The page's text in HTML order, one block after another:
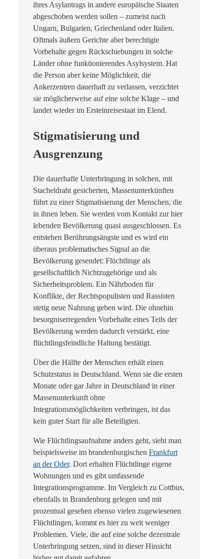
ihres Asylantrags in andere europäische Staaten
abgeschoben werden sollen – zumeist nach
Ungarn, Bulgarien, Griechenland oder Italien.
Oftmals äußern Gerichte aber berechtigte
Vorbehalte gegen Rückschiebungen in solche
Länder ohne funktionierendes Asylsystem. Hat
die Person aber keine Möglichkeit, die
Ankerzentren dauerhaft zu verlassen, verzichtet
sie möglicherweise auf eine solche Klage – und
landet wieder im Ersteinreisestaat im Elend.
Stigmatisierung und
Ausgrenzung
Die dauerhafte Unterbringung in solchen, mit
Stacheldraht gesicherten, Massenunterkünften
führt zu einer Stigmatisierung der Menschen, die
in ihnen leben. Sie werden vom Kontakt zur hier
lebenden Bevölkerung quasi ausgeschlossen. Es
entstehen Berührungsängste und es wird ein
überaus problematisches Signal an die
Bevölkerung gesendet: Flüchtlinge als
gesellschaftlich Nichtzugehörige und als
Sicherheitsproblem. Ein Nährboden für
Konflikte, der Rechtspopulisten und Rassisten
stetig neue Nahrung geben wird. Die ohnehin
besorgniserregenden Vorbehalte eines Teils der
Bevölkerung werden dadurch verstärkt, eine
flüchtlingsfeindliche Haltung bestätigt.
Über die Hälfte der Menschen erhält einen
Schutzstatus in Deutschland. Wenn sie die ersten
Monate oder gar Jahre in Deutschland in einer
Massenunterkunft ohne
Integrationsmöglichkeiten verbringen, ist das
kein guter Start für alle Beteiligten.
Wie Flüchtlingsaufnahme anders geht, sieht man
beispielsweise im brandenburgischen Frankfurt
an der Oder. Dort erhalten Flüchtlinge eigene
Wohnungen und es gibt umfassende
Integrationsprogramme. Im Vergleich zu Cottbus,
ebenfalls in Brandenburg gelegen und mit
prozentual gesehen ebenso vielen zugewiesenen
Flüchtlingen, kommt es hier zu weit weniger
Problemen. Viele, die auf eine solche dezentrale
Unterbringung setzen, sind in dieser Hinsicht